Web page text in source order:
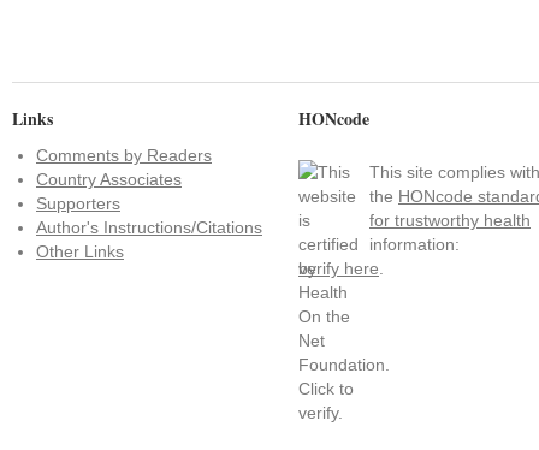
Links
Comments by Readers
Country Associates
Supporters
Author's Instructions/Citations
Other Links
HONcode
This site complies with
the HONcode
for trustworthy health
information:
verify here.